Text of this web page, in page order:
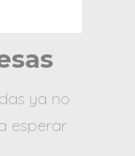
ya no
esperar.